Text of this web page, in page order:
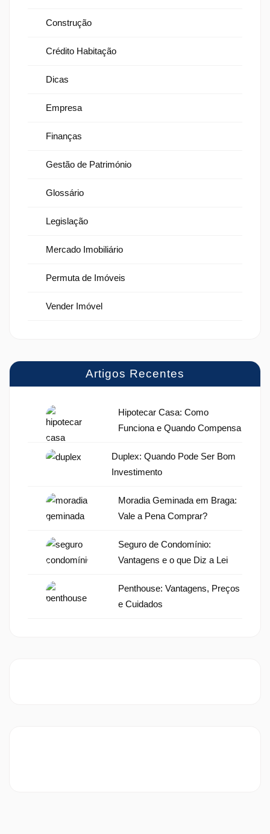
Construção
Crédito Habitação
Dicas
Empresa
Finanças
Gestão de Património
Glossário
Legislação
Mercado Imobiliário
Permuta de Imóveis
Vender Imóvel
Artigos Recentes
Hipotecar Casa: Como
Funciona e Quando Compensa
Duplex: Quando Pode Ser Bom
Investimento
Moradia Geminada em Braga:
Vale a Pena Comprar?
Seguro de Condomínio:
Vantagens e o que Diz a Lei
Penthouse: Vantagens, Preços
e Cuidados